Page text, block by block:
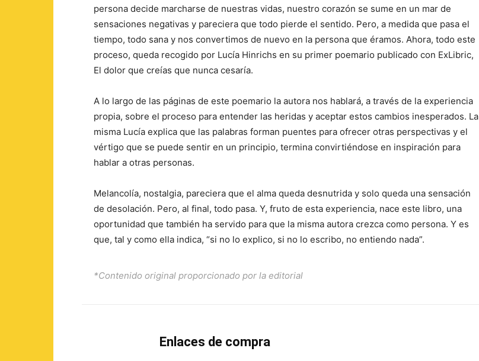
persona decide marcharse de nuestras vidas, nuestro corazón se sume en un mar de
sensaciones negativas y pareciera que todo pierde el sentido. Pero, a medida que pasa el
tiempo, todo sana y nos convertimos de nuevo en la persona que éramos. Ahora, todo este
proceso, queda recogido por Lucía Hinrichs en su primer poemario publicado con ExLibric,
El dolor que creías que nunca cesaría.
A lo largo de las páginas de este poemario la autora nos hablará, a través de la experiencia
propia, sobre el proceso para entender las heridas y aceptar estos cambios inesperados. La
misma Lucía explica que las palabras forman puentes para ofrecer otras perspectivas y el
vértigo que se puede sentir en un principio, termina convirtiéndose en inspiración para
hablar a otras personas.
Melancolía, nostalgia, pareciera que el alma queda desnutrida y solo queda una sensación
de desolación. Pero, al final, todo pasa. Y, fruto de esta experiencia, nace este libro, una
oportunidad que también ha servido para que la misma autora crezca como persona. Y es
que, tal y como ella indica, “si no lo explico, si no lo escribo, no entiendo nada”.
*Contenido original proporcionado por la editorial
Enlaces de compra